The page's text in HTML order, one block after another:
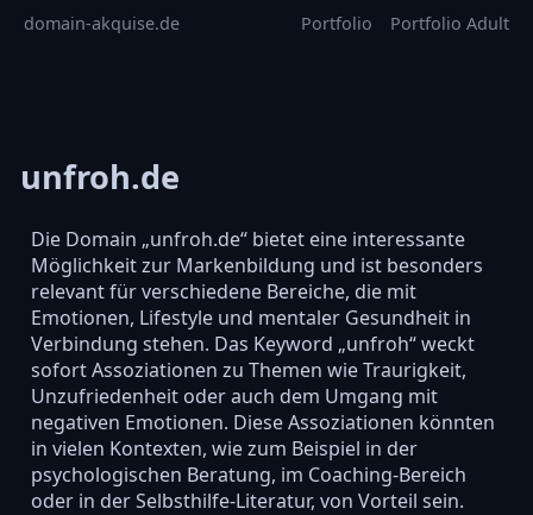
domain-akquise.de Portfolio Portfolio Adult
unfroh.de
Die Domain „unfroh.de“ bietet eine interessante
Möglichkeit zur Markenbildung und ist besonders
relevant für verschiedene Bereiche, die mit
Emotionen, Lifestyle und mentaler Gesundheit in
Verbindung stehen. Das Keyword „unfroh“ weckt
sofort Assoziationen zu Themen wie Traurigkeit,
Unzufriedenheit oder auch dem Umgang mit
negativen Emotionen. Diese Assoziationen könnten
in vielen Kontexten, wie zum Beispiel in der
psychologischen Beratung, im Coaching-Bereich
oder in der Selbsthilfe-Literatur, von Vorteil sein.